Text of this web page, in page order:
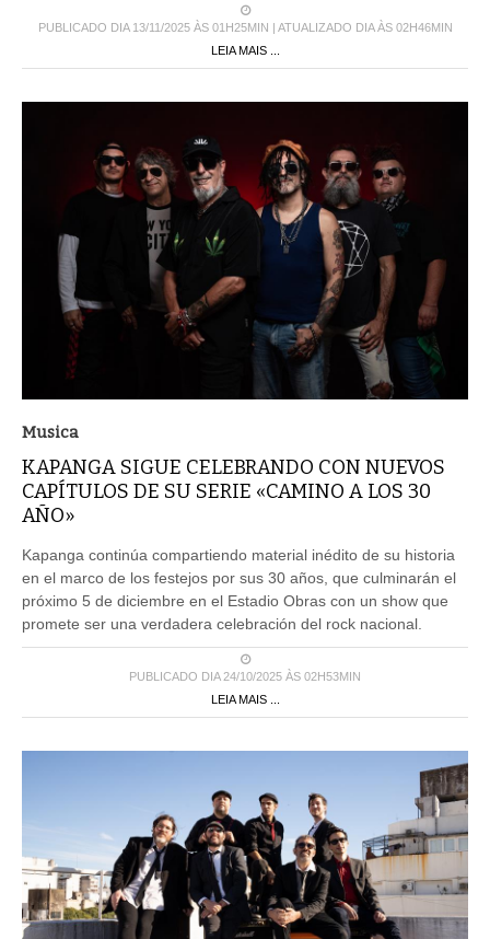
PUBLICADO DIA 13/11/2025 ÀS 01H25MIN | ATUALIZADO DIA ÀS 02H46MIN
LEIA MAIS ...
Musica
KAPANGA SIGUE CELEBRANDO CON NUEVOS
CAPÍTULOS DE SU SERIE «CAMINO A LOS 30
AÑO»
Kapanga continúa compartiendo material inédito de su historia
en el marco de los festejos por sus 30 años, que culminarán el
próximo 5 de diciembre en el Estadio Obras con un show que
promete ser una verdadera celebración del rock nacional.
PUBLICADO DIA 24/10/2025 ÀS 02H53MIN
LEIA MAIS ...